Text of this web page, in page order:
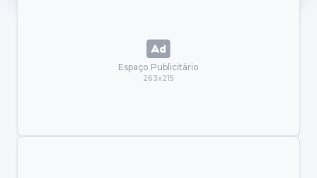
Espaço Publicitário
263x215